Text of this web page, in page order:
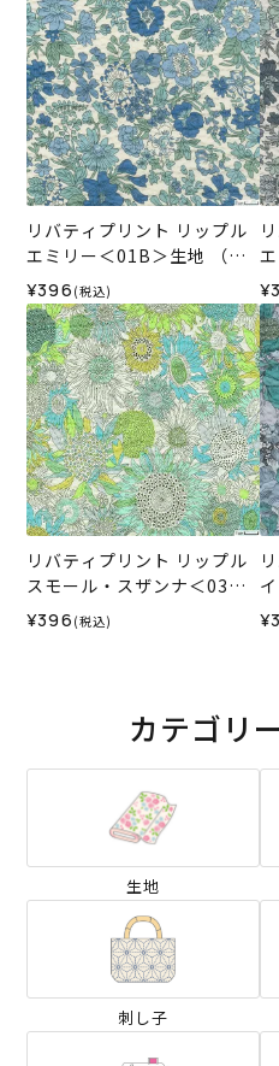
リバティプリント リップル
エミリー＜01B＞生地 （ホ
ビーラホビーレオリジナ
ル）2026SS
¥396 (税込)
リバティプリント リップル
スモール・スザンナ＜03G
＞生地 （ホビーラホビーレ
オリジナル）2025SS
¥396 (税込)
カテゴリ
生地
刺し子